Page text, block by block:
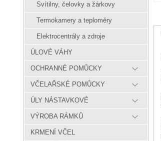
Svítilny, čelovky a žárkovy
Termokamery a teploměry
Elektrocentrály a zdroje
ÚLOVÉ VÁHY
OCHRANNÉ POMŮCKY
VČELAŘSKÉ POMŮCKY
ÚLY NÁSTAVKOVÉ
VÝROBA RÁMKŮ
KRMENÍ VČEL